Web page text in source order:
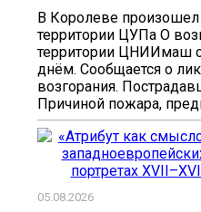
В Королеве
территории ЦУПа О
территории ЦНИИмаш
днём. Сообщается о
возгорания.
Причиной пожара,
05.08.2026